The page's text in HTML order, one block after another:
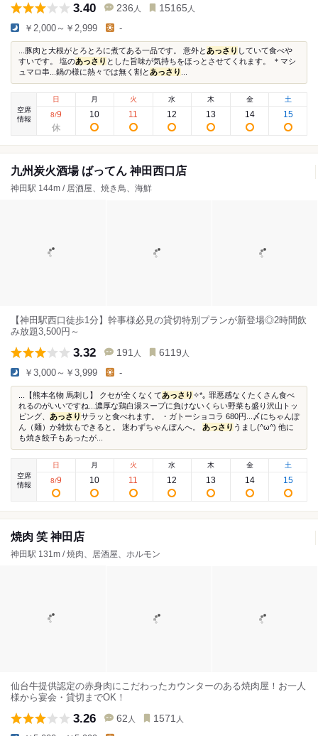
3.40 236 人 15165 人
￥2,000～￥2,999 -
...豚肉と大根がとろとろに煮てある一品です。 意外と あっさり していて食べや
すいです。 塩のあっさり とした旨味が気持ちをほっとさせてくれます。 ＊マシ
ュマロ串...鍋の様に熱々では無く割と あっさり
空席
情報
日
8/9
月
10
火
11
水
12
木
13
金
14
土
15
九州炭火酒場 ばってん 神田西口店
神田駅 144m / 居酒屋、焼き鳥、海鮮
【神田駅西口徒歩1分】幹事様必見の貸切特別プランが新登場◎2時間飲
み放題3,500円～
3.32 191 人 6119 人
￥3,000～￥3,999 -
...【熊本名物 馬刺し】 クセが全くなくてあっさり ✧*｡ 罪悪感なくたくさん食べ
れるのがいいですね...濃厚な鶏白湯スープに負けないくらい野菜も盛り沢山トッ
ピング、 あっさりサラッと食べれます。 ・ガトーショコラ 680円...〆にちゃんぽ
ん（麺）か雑炊もできると。 迷わずちゃんぽんへ。 あっさり うまし(^ω^) 他に
も焼き餃子もあったが...
空席
情報
日
8/9
月
10
火
11
水
12
木
13
金
14
土
15
焼肉 笑 神田店
神田駅 131m / 焼肉、居酒屋、ホルモン
仙台牛提供認定の赤身肉にこだわったカウンターのある焼肉屋！お一人
様から宴会・貸切までOK！
3.26 62 人 1571 人